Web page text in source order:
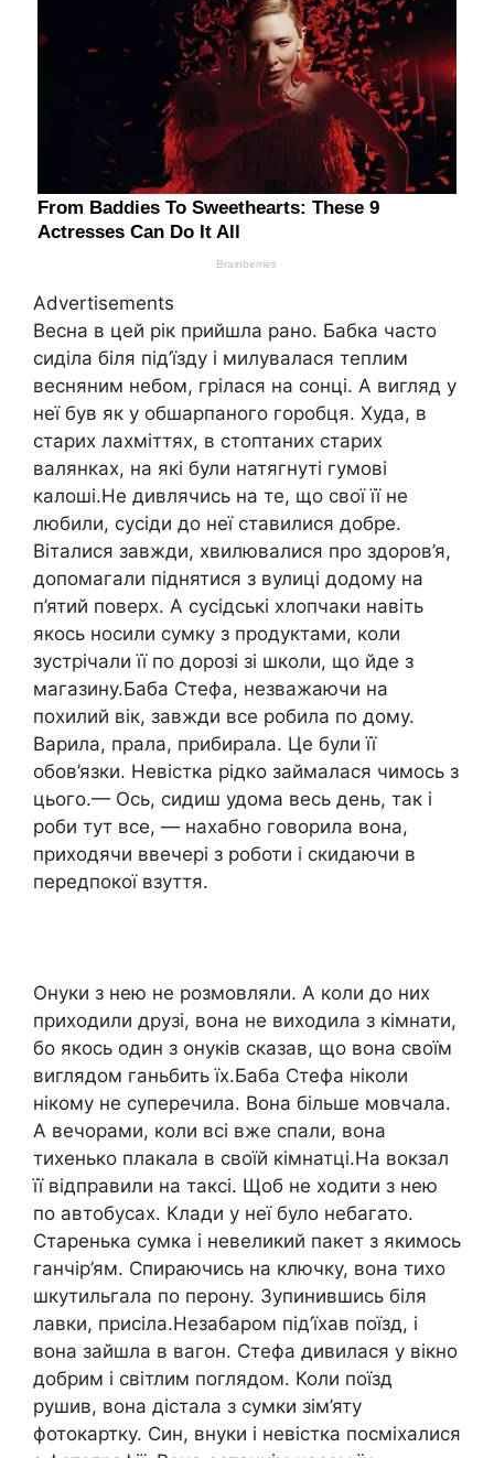
Advertisements
Весна в цей рік прийшла рано. Бабка часто
сиділа біля під’їзду і милувалася теплим
весняним небом, грілася на сонці. А вигляд у
неї був як у обшарпаного горобця. Худа, в
старих лахміттях, в стоптаних старих
валянках, на які були натягнуті гумові
калоші.Не дивлячись на те, що свої її не
любили, сусіди до неї ставилися добре.
Віталися завжди, хвилювалися про здоров’я,
допомагали піднятися з вулиці додому на
п’ятий поверх. А сусідські хлопчаки навіть
якось носили сумку з продуктами, коли
зустрічали її по дорозі зі школи, що йде з
магазину.Баба Стефа, незважаючи на
похилий вік, завжди все робила по дому.
Варила, прала, прибирала. Це були її
обов’язки. Невістка рідко займалася чимось з
цього.— Ось, сидиш удома весь день, так і
роби тут все, — нахабно говорила вона,
приходячи ввечері з роботи і скидаючи в
передпокої взуття.
Онуки з нею не розмовляли. А коли до них
приходили друзі, вона не виходила з кімнати,
бо якось один з онуків сказав, що вона своїм
виглядом ганьбить їх.Баба Стефа ніколи
нікому не суперечила. Вона більше мовчала.
А вечорами, коли всі вже спали, вона
тихенько плакала в своїй кімнатці.На вокзал
її відправили на таксі. Щоб не ходити з нею
по автобусах. Клади y неї було небагато.
Старенька сумка і невеликий пакет з якимось
ганчір’ям. Спираючись на ключку, вона тихо
шкутильгала по перону. Зупинившись біля
лавки, присіла.Незабаром під’їхав поїзд, і
вона зайшла в вагон. Стефа дивилася у вікно
добрим і світлим поглядом. Коли поїзд
рушив, вона дістала з сумки зім’яту
фотокартку. Син, внуки і невістка посміхалися